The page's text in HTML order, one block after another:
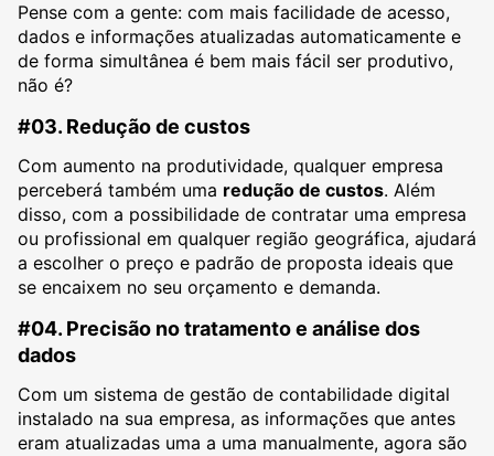
Pense com a gente: com mais facilidade de acesso,
dados e informações atualizadas automaticamente e
de forma simultânea é bem mais fácil ser produtivo,
não é?
#03. Redução de custos
Com aumento na produtividade, qualquer empresa
perceberá também uma redução de custos. Além
disso, com a possibilidade de contratar uma empresa
ou profissional em qualquer região geográfica, ajudará
a escolher o preço e padrão de proposta ideais que
se encaixem no seu orçamento e demanda.
#04. Precisão no tratamento e análise dos
dados
Com um sistema de gestão de contabilidade digital
instalado na sua empresa, as informações que antes
eram atualizadas uma a uma manualmente, agora são